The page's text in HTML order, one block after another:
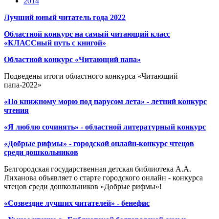
Лучший юный читатель года 2022
Областной конкурс на самый читающий класс
«КЛАССный путь с книгой»
Областной конкурс «Читающий папа»
Подведены итоги областного конкурса «Читающий
папа-2022»
«По книжному морю под парусом лета» - летний конкурс
чтения
«Я люблю сочинять» - областной литературный конкурс
«Добрые рифмы» - городской онлайн-конкурс чтецов
среди дошкольников
Белгородская государственная детская библиотека А.А.
Лиханова объявляет о старте городского онлайн - конкурса
чтецов среди дошкольников «Добрые рифмы»!
«Созвездие лучших читателей» - бенефис